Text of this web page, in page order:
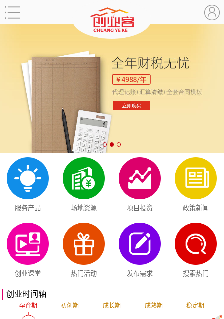
服务产品 场地资源 项目投资 政策新闻
创业课堂 热门活动 发布需求 搜索热门
创业时间轴
孕育期 初创期 成长期 成熟期 稳定期